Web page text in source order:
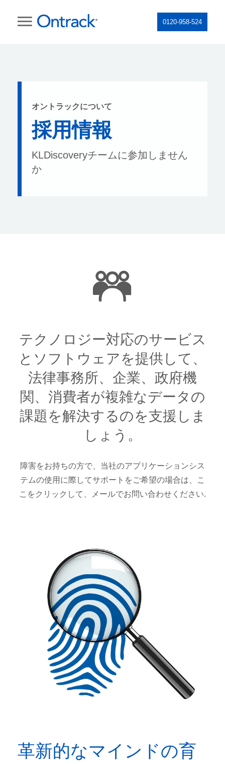
0120-958-524
オントラックについて
採用情報
KLDiscoveryチームに参加しません
か
テクノロジー対応のサービス
とソフトウェアを提供して、
法律事務所、企業、政府機
関、消費者が複雑なデータの
課題を解決するのを支援しま
しょう。
障害をお持ちの方で、当社のアプリケーションシス
テムの使用に際してサポートをご希望の場合は、こ
こをクリックして、メールでお問い合わせください.
革新的なマインドの育